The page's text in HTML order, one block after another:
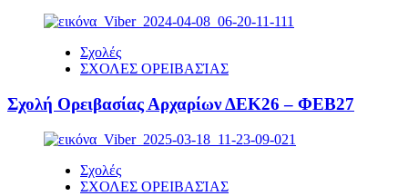
Σχολές
ΣΧΟΛΕΣ ΟΡΕΙΒΑΣΊΑΣ
Σχολή Ορειβασίας Αρχαρίων ΔΕΚ26 – ΦΕΒ27
Σχολές
ΣΧΟΛΕΣ ΟΡΕΙΒΑΣΊΑΣ